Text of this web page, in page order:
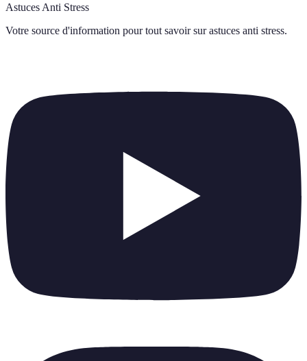
Astuces Anti Stress
Votre source d'information pour tout savoir sur astuces anti stress.